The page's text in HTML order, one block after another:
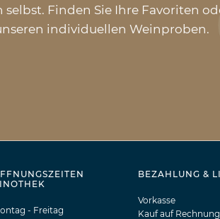
Finden Sie Ihre Favoriten
individuellen Weinproben.
- Freitag
BEZAHLUNG &
Vorkasse
Kauf auf Rechnung